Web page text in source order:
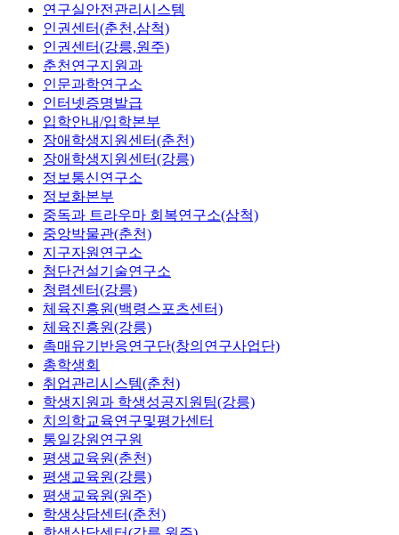
연구실안전관리시스템
인권센터(춘천,삼척)
인권센터(강릉,원주)
춘천연구지원과
인문과학연구소
인터넷증명발급
입학안내/입학본부
장애학생지원센터(춘천)
장애학생지원센터(강릉)
정보통신연구소
정보화본부
중독과 트라우마 회복연구소(삼척)
중앙박물관(춘천)
지구자원연구소
첨단건설기술연구소
청렴센터(강릉)
체육진흥원(백령스포츠센터)
체육진흥원(강릉)
촉매유기반응연구단(창의연구사업단)
총학생회
취업관리시스템(춘천)
학생지원과 학생성공지원팀(강릉)
치의학교육연구및평가센터
통일강원연구원
평생교육원(춘천)
평생교육원(강릉)
평생교육원(원주)
학생상담센터(춘천)